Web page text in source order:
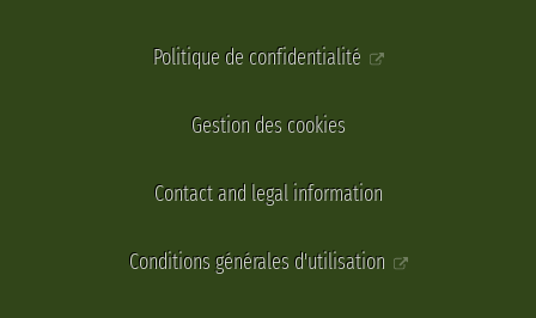
Politique de confidentialité
Gestion des cookies
Contact and legal information
Conditions générales d'utilisation